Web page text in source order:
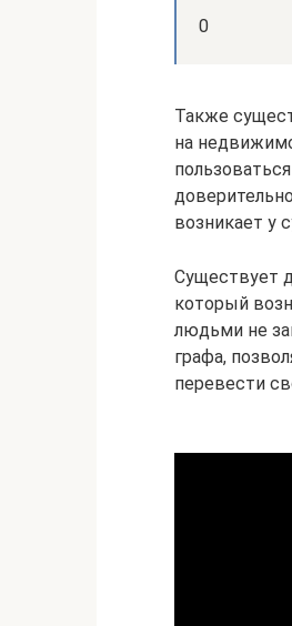
0
Также
на
возникает у
Существует
который
людьми не
графа,
перевести